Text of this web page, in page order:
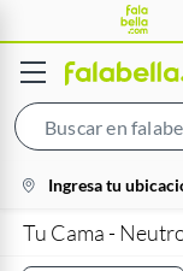
location-
icon
Ingresa tu
Tu Cama -